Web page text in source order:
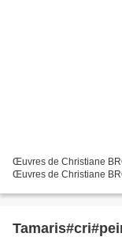
Œuvres de Christiane
Œuvres de Christiane